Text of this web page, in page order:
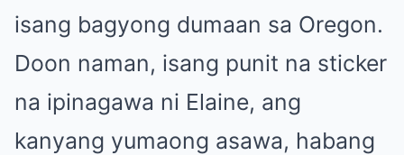
isang bagyong dumaan sa Oregon.
Doon naman, isang punit na sticker
na ipinagawa ni Elaine, ang
kanyang yumaong asawa, habang